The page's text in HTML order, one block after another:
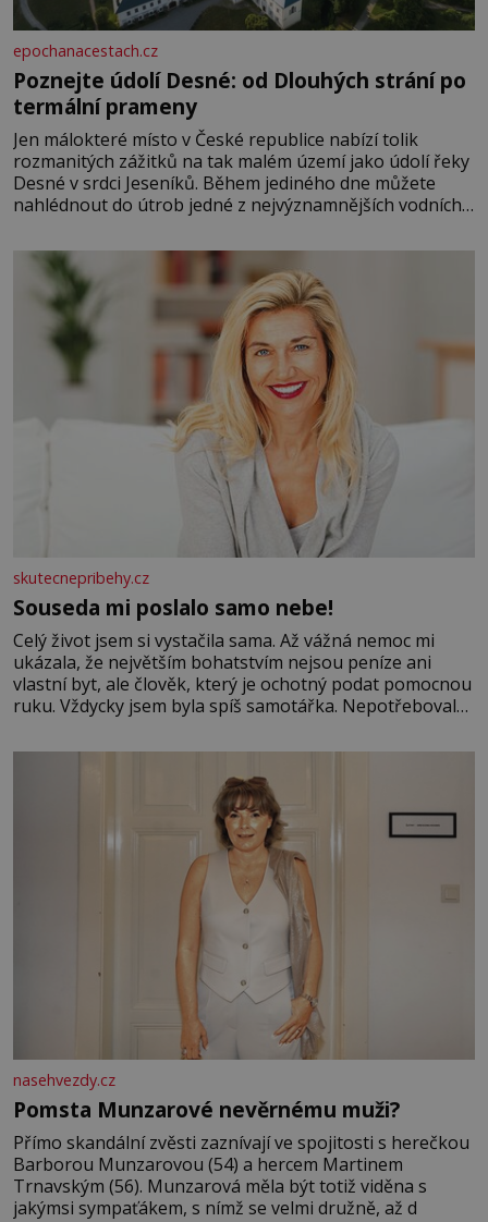
epochanacestach.cz
Poznejte údolí Desné: od Dlouhých strání po
termální prameny
Jen málokteré místo v České republice nabízí tolik
rozmanitých zážitků na tak malém území jako údolí řeky
Desné v srdci Jeseníků. Během jediného dne můžete
nahlédnout do útrob jedné z nejvýznamnějších vodních
se na koloběžce a den zakončit poznáváním památek ve
Velkých Losinách nebo v termálním
skutecnepribehy.cz
Souseda mi poslalo samo nebe!
Celý život jsem si vystačila sama. Až vážná nemoc mi
ukázala, že největším bohatstvím nejsou peníze ani
vlastní byt, ale člověk, který je ochotný podat pomocnou
ruku. Vždycky jsem byla spíš samotářka. Nepotřebovala
mi knihy, práce a hlavně klid. Hned po studiích jsem
nasehvezdy.cz
Pomsta Munzarové nevěrnému muži?
Přímo skandální zvěsti zaznívají ve spojitosti s herečkou
Barborou Munzarovou (54) a hercem Martinem
Trnavským (56). Munzarová měla být totiž viděna s
jakýmsi sympaťákem, s nímž se velmi družně, až d